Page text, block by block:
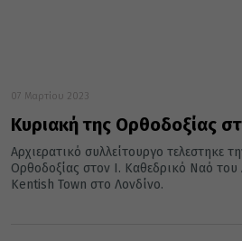
07 Μαρτίου 2023
Κυριακή της Ορθοδοξίας
Αρχιερατικό συλλείτουργο τελεστηκε
Ορθοδοξίας στον Ι. Καθεδρικό Ναό
Kentish Town στο Λονδίνο.